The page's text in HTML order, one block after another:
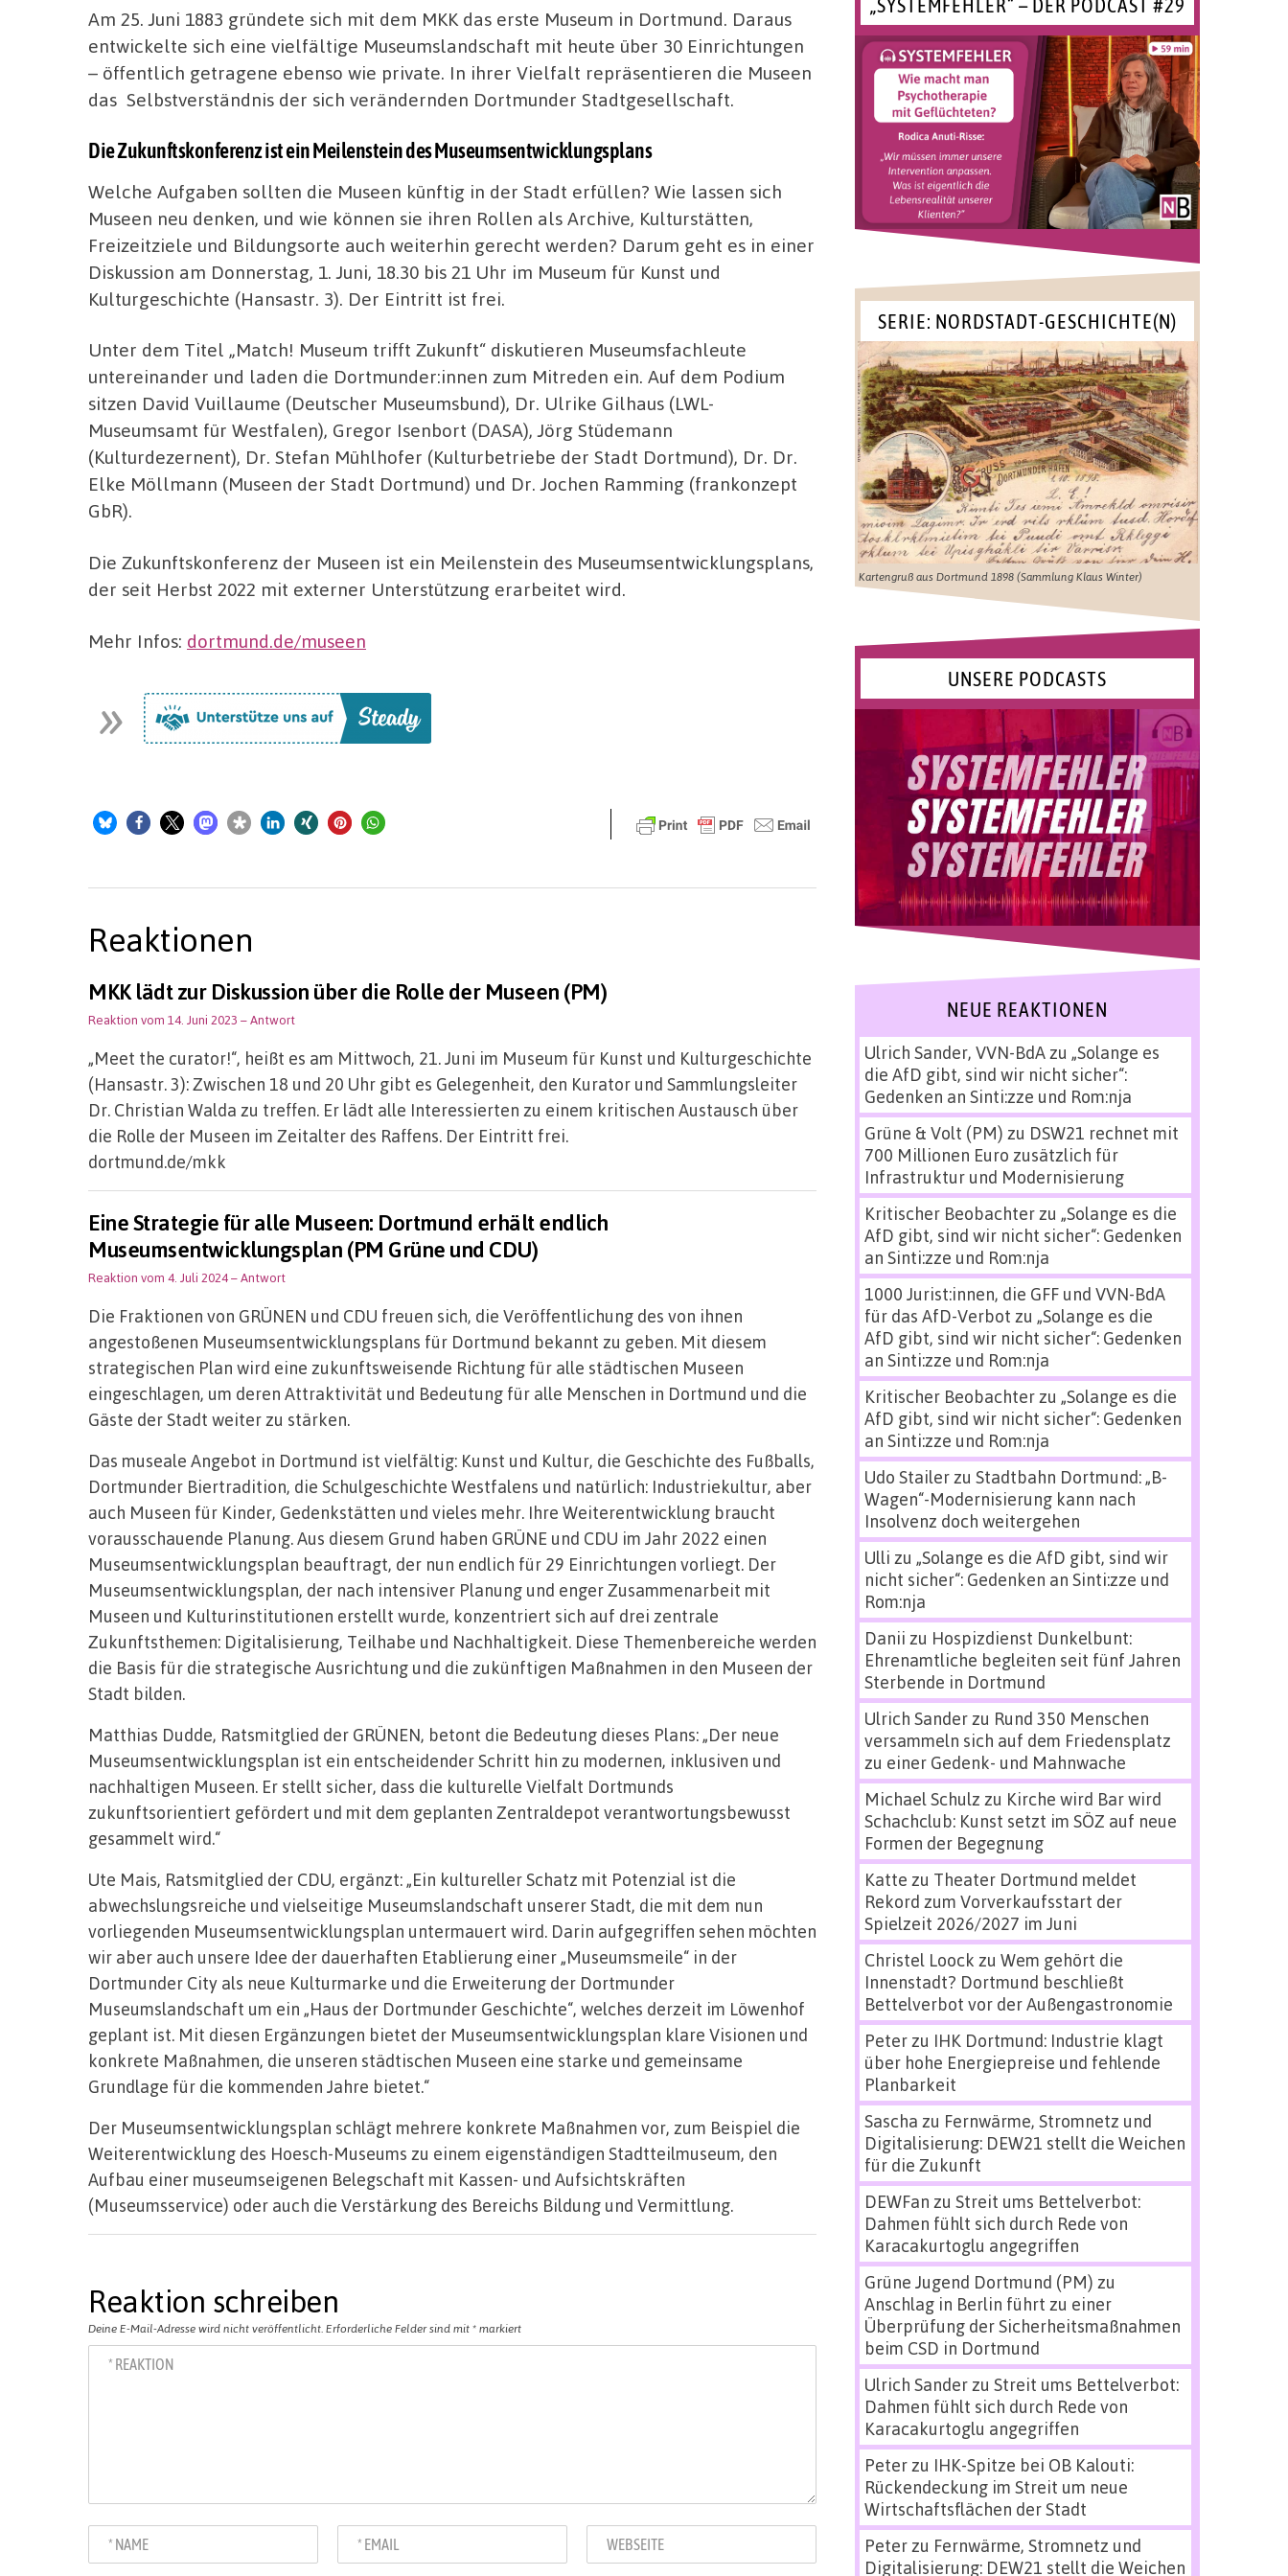
Am 25. Juni 1883 gründete sich mit dem MKK das erste Museum in Dortmund. Daraus
entwickelte sich eine vielfältige Museumslandschaft mit heute über 30 Einrichtungen
– öffentlich getragene ebenso wie private. In ihrer Vielfalt repräsentieren die Museen
das Selbstverständnis der sich verändernden Dortmunder Stadtgesellschaft.
Die Zukunftskonferenz ist ein Meilenstein des Museumsentwicklungsplans
Welche Aufgaben sollten die Museen künftig in der Stadt erfüllen? Wie lassen sich
Museen neu denken, und wie können sie ihren Rollen als Archive, Kulturstätten,
Freizeitziele und Bildungsorte auch weiterhin gerecht werden? Darum geht es in einer
Diskussion am Donnerstag, 1. Juni, 18.30 bis 21 Uhr im Museum für Kunst und
Kulturgeschichte (Hansastr. 3). Der Eintritt ist frei.
Unter dem Titel „Match! Museum trifft Zukunft“ diskutieren Museumsfachleute
untereinander und laden die Dortmunder:innen zum Mitreden ein. Auf dem Podium
sitzen David Vuillaume (Deutscher Museumsbund), Dr. Ulrike Gilhaus (LWL-
Museumsamt für Westfalen), Gregor Isenbort (DASA), Jörg Stüdemann
(Kulturdezernent), Dr. Stefan Mühlhofer (Kulturbetriebe der Stadt Dortmund), Dr. Dr.
Elke Möllmann (Museen der Stadt Dortmund) und Dr. Jochen Ramming (frankonzept
GbR).
Die Zukunftskonferenz der Museen ist ein Meilenstein des Museumsentwicklungsplans,
der seit Herbst 2022 mit externer Unterstützung erarbeitet wird.
Mehr Infos: dortmund.de/museen
Reaktionen
MKK lädt zur Diskussion über die Rolle der Museen (PM)
Reaktion vom 14. Juni 2023 – Antwort
„Meet the curator!“, heißt es am Mittwoch, 21. Juni im Museum für Kunst und Kulturgeschichte
(Hansastr. 3): Zwischen 18 und 20 Uhr gibt es Gelegenheit, den Kurator und Sammlungsleiter
Dr. Christian Walda zu treffen. Er lädt alle Interessierten zu einem kritischen Austausch über
die Rolle der Museen im Zeitalter des Raffens. Der Eintritt frei.
dortmund.de/mkk
Eine Strategie für alle Museen: Dortmund erhält endlich
Museumsentwicklungsplan (PM Grüne und CDU)
Reaktion vom 4. Juli 2024– Antwort
Die Fraktionen von GRÜNEN und CDU freuen sich, die Veröffentlichung des von ihnen
angestoßenen Museumsentwicklungsplans für Dortmund bekannt zu geben. Mit diesem
strategischen Plan wird eine zukunftsweisende Richtung für alle städtischen Museen
eingeschlagen, um deren Attraktivität und Bedeutung für alle Menschen in Dortmund und die
Gäste der Stadt weiter zu stärken.
Das museale Angebot in Dortmund ist vielfältig: Kunst und Kultur, die Geschichte des Fußballs,
Dortmunder Biertradition, die Schulgeschichte Westfalens und natürlich: Industriekultur, aber
auch Museen für Kinder, Gedenkstätten und vieles mehr. Ihre Weiterentwicklung braucht
vorausschauende Planung. Aus diesem Grund haben GRÜNE und CDU im Jahr 2022 einen
Museumsentwicklungsplan beauftragt, der nun endlich für 29 Einrichtungen vorliegt. Der
Museumsentwicklungsplan, der nach intensiver Planung und enger Zusammenarbeit mit
Museen und Kulturinstitutionen erstellt wurde, konzentriert sich auf drei zentrale
Zukunftsthemen: Digitalisierung, Teilhabe und Nachhaltigkeit. Diese Themenbereiche werden
die Basis für die strategische Ausrichtung und die zukünftigen Maßnahmen in den Museen der
Stadt bilden.
Matthias Dudde, Ratsmitglied der GRÜNEN, betont die Bedeutung dieses Plans: „Der neue
Museumsentwicklungsplan ist ein entscheidender Schritt hin zu modernen, inklusiven und
nachhaltigen Museen. Er stellt sicher, dass die kulturelle Vielfalt Dortmunds
zukunftsorientiert gefördert und mit dem geplanten Zentraldepot verantwortungsbewusst
gesammelt wird.“
Ute Mais, Ratsmitglied der CDU, ergänzt: „Ein kultureller Schatz mit Potenzial ist die
abwechslungsreiche und vielseitige Museumslandschaft unserer Stadt, die mit dem nun
vorliegenden Museumsentwicklungsplan untermauert wird. Darin aufgegriffen sehen möchten
wir aber auch unsere Idee der dauerhaften Etablierung einer „Museumsmeile“ in der
Dortmunder City als neue Kulturmarke und die Erweiterung der Dortmunder
Museumslandschaft um ein „Haus der Dortmunder Geschichte“, welches derzeit im Löwenhof
geplant ist. Mit diesen Ergänzungen bietet der Museumsentwicklungsplan klare Visionen und
konkrete Maßnahmen, die unseren städtischen Museen eine starke und gemeinsame
Grundlage für die kommenden Jahre bietet.“
Der Museumsentwicklungsplan schlägt mehrere konkrete Maßnahmen vor, zum Beispiel die
Weiterentwicklung des Hoesch-Museums zu einem eigenständigen Stadtteilmuseum, den
Aufbau einer museumseigenen Belegschaft mit Kassen- und Aufsichtskräften
(Museumsservice) oder auch die Verstärkung des Bereichs Bildung und Vermittlung.
Reaktion schreiben
Deine E-Mail-Adresse wird nicht veröffentlicht. Erforderliche Felder sind mit * markiert
„SYSTEMFEHLER“ – DER PODCAST #29
SERIE: NORDSTADT-GESCHICHTE(N)
Kartengruß aus Dortmund 1898 (Sammlung Klaus Winter)
UNSERE PODCASTS
NEUE REAKTIONEN
Ulrich Sander, VVN-BdAzu „Solange es
die AfD gibt, sind wir nicht sicher“:
Gedenken an Sinti:zze und Rom:nja
Grüne & Volt (PM) zu DSW21 rechnet mit
700 Millionen Euro zusätzlich für
Infrastruktur und Modernisierung
Kritischer Beobachterzu „Solange es die
AfD gibt, sind wir nicht sicher“: Gedenken
an Sinti:zze und Rom:nja
1000 Jurist:innen, die GFF und VVN-BdA
für das AfD-Verbot zu „Solange es die
AfD gibt, sind wir nicht sicher“: Gedenken
an Sinti:zze und Rom:nja
Kritischer Beobachterzu „Solange es die
AfD gibt, sind wir nicht sicher“: Gedenken
an Sinti:zze und Rom:nja
Udo Stailerzu Stadtbahn Dortmund: „B-
Wagen“-Modernisierung kann nach
Insolvenz doch weitergehen
Ulli zu „Solange es die AfD gibt, sind wir
nicht sicher“: Gedenken an Sinti:zze und
Rom:nja
Danii zu Hospizdienst Dunkelbunt:
Ehrenamtliche begleiten seit fünf Jahren
Sterbende in Dortmund
Ulrich Sanderzu Rund 350 Menschen
versammeln sich auf dem Friedensplatz
zu einer Gedenk- und Mahnwache
Michael Schulz zu Kirche wird Bar wird
Schachclub: Kunst setzt im SÖZ auf neue
Formen der Begegnung
Katte zu Theater Dortmund meldet
Rekord zum Vorverkaufsstart der
Spielzeit 2026/2027 im Juni
Christel Loock zu Wem gehört die
Innenstadt? Dortmund beschließt
Bettelverbot vor der Außengastronomie
Peterzu IHK Dortmund: Industrie klagt
über hohe Energiepreise und fehlende
Planbarkeit
Sascha zu Fernwärme, Stromnetz und
Digitalisierung: DEW21 stellt die Weichen
für die Zukunft
DEWFan zu Streit ums Bettelverbot:
Dahmen fühlt sich durch Rede von
Karacakurtoglu angegriffen
Grüne Jugend Dortmund (PM) zu
Anschlag in Berlin führt zu einer
Überprüfung der Sicherheitsmaßnahmen
beim CSD in Dortmund
Ulrich Sanderzu Streit ums Bettelverbot:
Dahmen fühlt sich durch Rede von
Karacakurtoglu angegriffen
Peterzu IHK-Spitze bei OB Kalouti:
Rückendeckung im Streit um neue
Wirtschaftsflächen der Stadt
Peterzu Fernwärme, Stromnetz und
Digitalisierung: DEW21 stellt die Weichen